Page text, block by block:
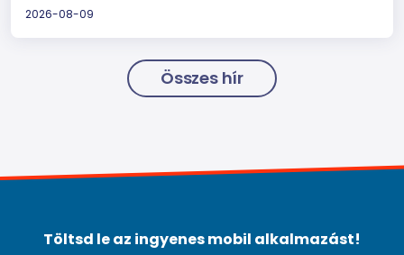
2026-08-09
Összes hír
Töltsd le az ingyenes mobil alkalmazást!